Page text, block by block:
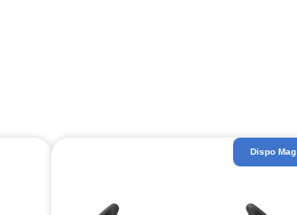
Dispo Mag